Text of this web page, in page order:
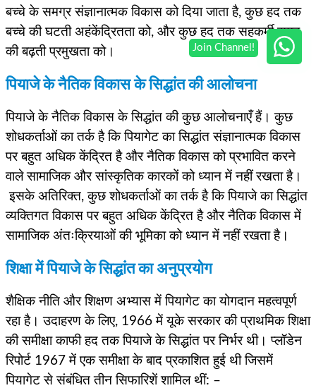
बच्चे के समग्र संज्ञानात्मक विकास को दिया जाता है, कुछ हद तक
बच्चे की घटती अहंकेंद्रितता को, और कुछ हद तक सहकर्मी समूह
की बढ़ती प्रमुखता को।
पियाजे के नैतिक विकास के सिद्धांत की आलोचना
पियाजे के नैतिक विकास के सिद्धांत की कुछ आलोचनाएँ हैं। कुछ
शोधकर्ताओं का तर्क है कि पियागेट का सिद्धांत संज्ञानात्मक विकास
पर बहुत अधिक केंद्रित है और नैतिक विकास को प्रभावित करने
वाले सामाजिक और सांस्कृतिक कारकों को ध्यान में नहीं रखता है।
इसके अतिरिक्त, कुछ शोधकर्ताओं का तर्क है कि पियाजे का सिद्धांत
व्यक्तिगत विकास पर बहुत अधिक केंद्रित है और नैतिक विकास में
सामाजिक अंतःक्रियाओं की भूमिका को ध्यान में नहीं रखता है।
शिक्षा में पियाजे के सिद्धांत का अनुप्रयोग
शैक्षिक नीति और शिक्षण अभ्यास में पियागेट का योगदान महत्वपूर्ण
रहा है। उदाहरण के लिए, 1966 में यूके सरकार की प्राथमिक शिक्षा
की समीक्षा काफी हद तक पियाजे के सिद्धांत पर निर्भर थी। प्लॉडेन
रिपोर्ट 1967 में एक समीक्षा के बाद प्रकाशित हुई थी जिसमें
पियागेट से संबंधित तीन सिफारिशें शामिल थीं: –